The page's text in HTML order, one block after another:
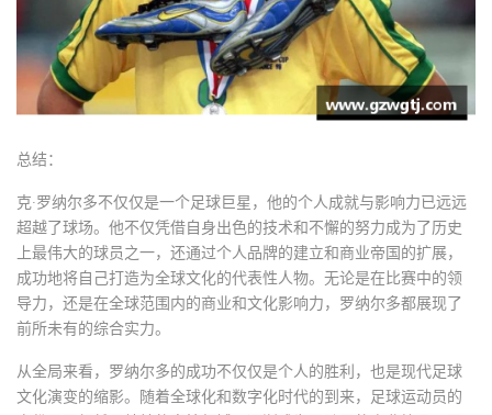
总结：
克·罗纳尔多不仅仅是一个足球巨星，他的个人成就与影响力已远远
超越了球场。他不仅凭借自身出色的技术和不懈的努力成为了历史
上最伟大的球员之一，还通过个人品牌的建立和商业帝国的扩展，
成功地将自己打造为全球文化的代表性人物。无论是在比赛中的领
导力，还是在全球范围内的商业和文化影响力，罗纳尔多都展现了
前所未有的综合实力。
从全局来看，罗纳尔多的成功不仅仅是个人的胜利，也是现代足球
文化演变的缩影。随着全球化和数字化时代的到来，足球运动员的